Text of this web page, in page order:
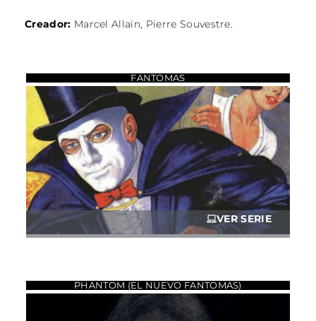
Creador: Marcel Allain, Pierre Souvestre.
FANTOMAS
VER SERIE
PHANTOM (EL NUEVO FANTOMAS)